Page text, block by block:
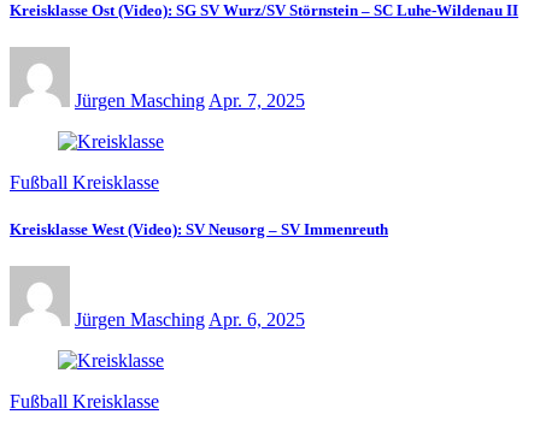
Kreisklasse Ost (Video): SG SV Wurz/SV Störnstein – SC Luhe-Wildenau II
Jürgen Masching Apr. 7, 2025
Fußball Kreisklasse
Kreisklasse West (Video): SV Neusorg – SV Immenreuth
Jürgen Masching Apr. 6, 2025
Fußball Kreisklasse